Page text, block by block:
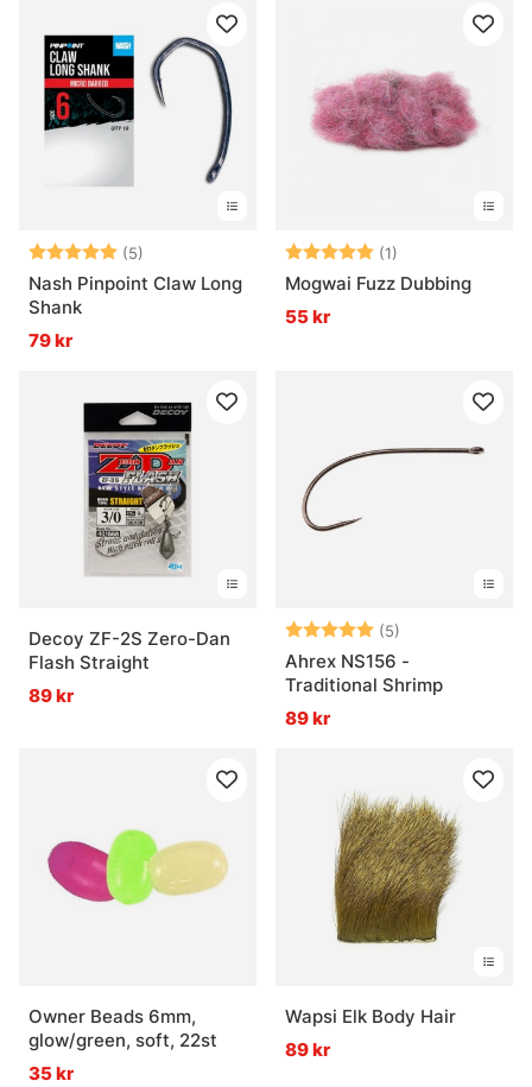
Betyg: (5)
5.0 utav 5 stjärnor
Nash Pinpoint Claw Long
Shank
79 kr
Betyg: (1)
Mogwai Fuzz Dubbing
55 kr
Decoy ZF-2S Zero-Dan
Flash Straight
89 kr
Betyg: (5)
Ahrex NS156 -
Traditional Shrimp
89 kr
Owner Beads 6mm,
glow/green, soft, 22st
35 kr
Wapsi Elk Body Hair
89 kr